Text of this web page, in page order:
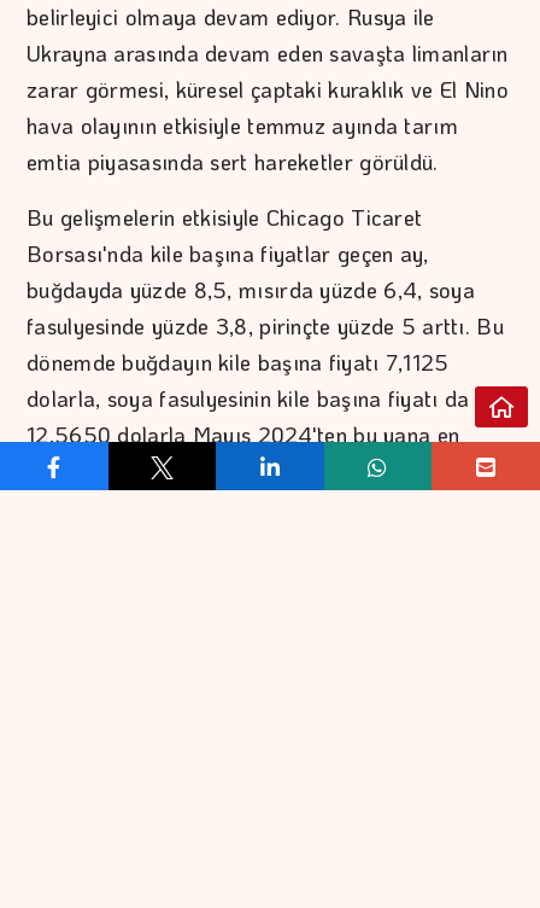
belirleyici olmaya devam ediyor. Rusya ile
Ukrayna arasında devam eden savaşta limanların
zarar görmesi, küresel çaptaki kuraklık ve El Nino
hava olayının etkisiyle temmuz ayında tarım
emtia piyasasında sert hareketler görüldü.
Bu gelişmelerin etkisiyle Chicago Ticaret
Borsası'nda kile başına fiyatlar geçen ay,
buğdayda yüzde 8,5, mısırda yüzde 6,4, soya
fasulyesinde yüzde 3,8, pirinçte yüzde 5 arttı. Bu
dönemde buğdayın kile başına fiyatı 7,1125
dolarla, soya fasulyesinin kile başına fiyatı da
12,5650 dolarla Mayıs 2024'ten bu yana en
yüksek seviyelere ulaştı.